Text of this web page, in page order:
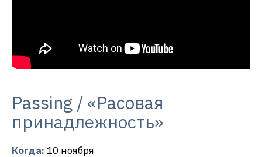
Passing / «Расовая
принадлежность»
Когда: 10 ноября